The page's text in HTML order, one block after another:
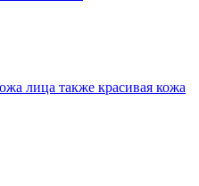
лица также красивая кожа